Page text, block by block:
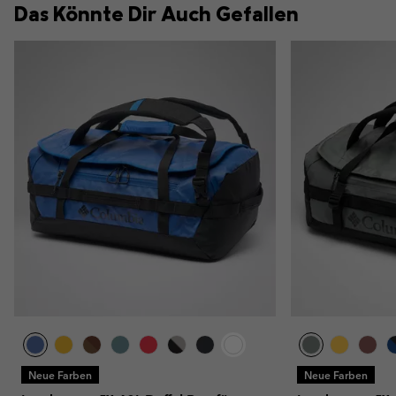
Das Könnte Dir Auch Gefallen
Neue Farben Neue Farben